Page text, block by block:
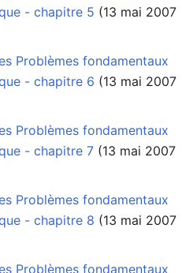
- chapitre 5
Problèmes fondamentaux
- chapitre 6
Problèmes fondamentaux
- chapitre 7
Problèmes fondamentaux
- chapitre 8
Problèmes fondamentaux